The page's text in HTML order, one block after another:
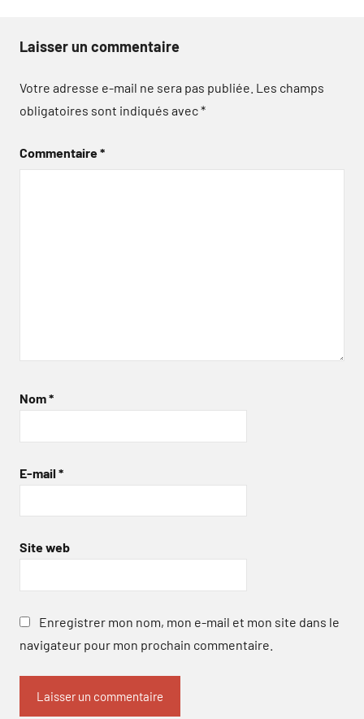
Laisser un commentaire
Votre adresse e-mail ne sera pas publiée. Les champs
obligatoires sont indiqués avec*
Commentaire*
Nom*
E-mail *
Site web
Enregistrer mon nom, mon e-mail et mon site dans le
navigateur pour mon prochain commentaire.